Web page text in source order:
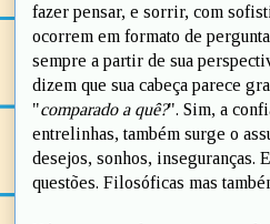
fazer pensar, e sorrir, com
ocorrem em formato de
sempre a partir de sua
dizem que sua cabeça parece
"comparado a quê?". Sim, a
entrelinhas, também surge o
desejos, sonhos, inseguranças.
questões. Filosóficas mas